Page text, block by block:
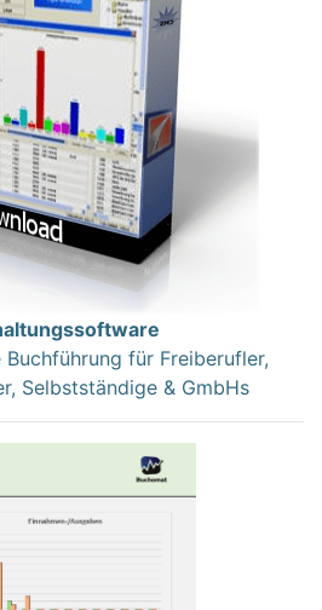
Buchführung für Freiberufler,
Selbstständige & GmbHs